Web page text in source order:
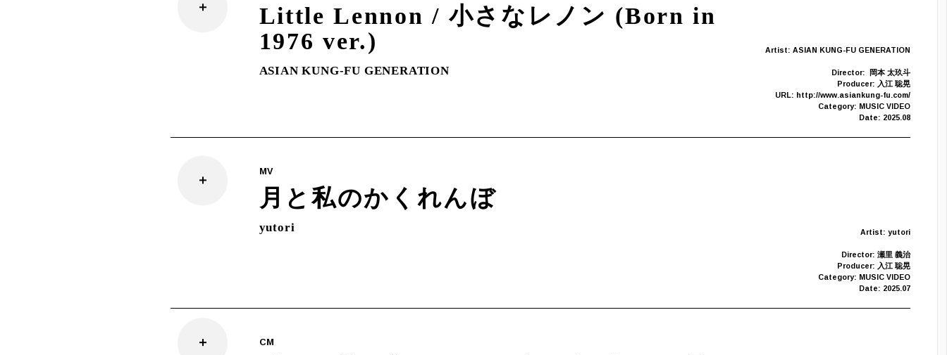
Little Lennon / 小さなレノン (Born in
1976 ver.)
ASIAN KUNG-FU GENERATION
Artist: ASIAN KUNG-FU GENERATION
Director:
岡本 太玖斗
Producer: 入江 聡晃
URL: http://www.asiankung-fu.com/
Category: MUSIC VIDEO
Date: 2025.08
MV
月と私のかくれんぼ
yutori Artist: yutori
Director: 瀬里 義治
Producer: 入江 聡晃
Category: MUSIC VIDEO
Date: 2025.07
CM